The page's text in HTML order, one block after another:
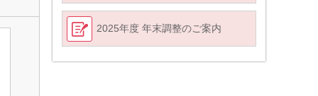
2025年度 年末調整のご案内